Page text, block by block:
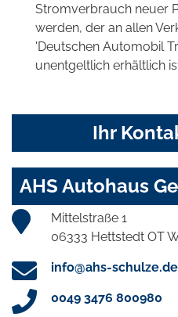
Stromverbrauch neuer
werden, der an allen
'Deutschen Automobil
unentgeltlich erhältlich
Ihr
AHS Autohaus
Mittelstraße 1
06333 Hettstedt OT
info@ahs-schulze.de
0049 3476 800980